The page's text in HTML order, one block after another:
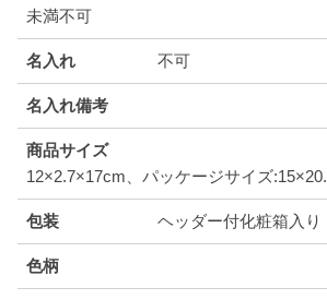
未満不可
名入れ 不可
名入れ備考
商品サイズ
12×2.7×17cm、パッケージサイズ
包装 ヘッダー付化粧箱入り
色柄